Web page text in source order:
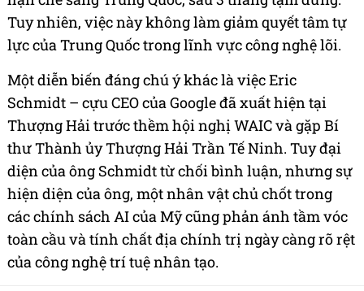
Tuy nhiên, việc này không làm giảm quyết tâm tự
lực của Trung Quốc trong lĩnh vực công nghệ lõi.
Một diễn biến đáng chú ý khác là việc Eric
Schmidt – cựu CEO của Google đã xuất hiện tại
Thượng Hải trước thềm hội nghị WAIC và gặp Bí
thư Thành ủy Thượng Hải Trần Tế Ninh. Tuy đại
diện của ông Schmidt từ chối bình luận, nhưng sự
hiện diện của ông, một nhân vật chủ chốt trong
các chính sách AI của Mỹ cũng phản ánh tầm vóc
toàn cầu và tính chất địa chính trị ngày càng rõ rệt
của công nghệ trí tuệ nhân tạo.